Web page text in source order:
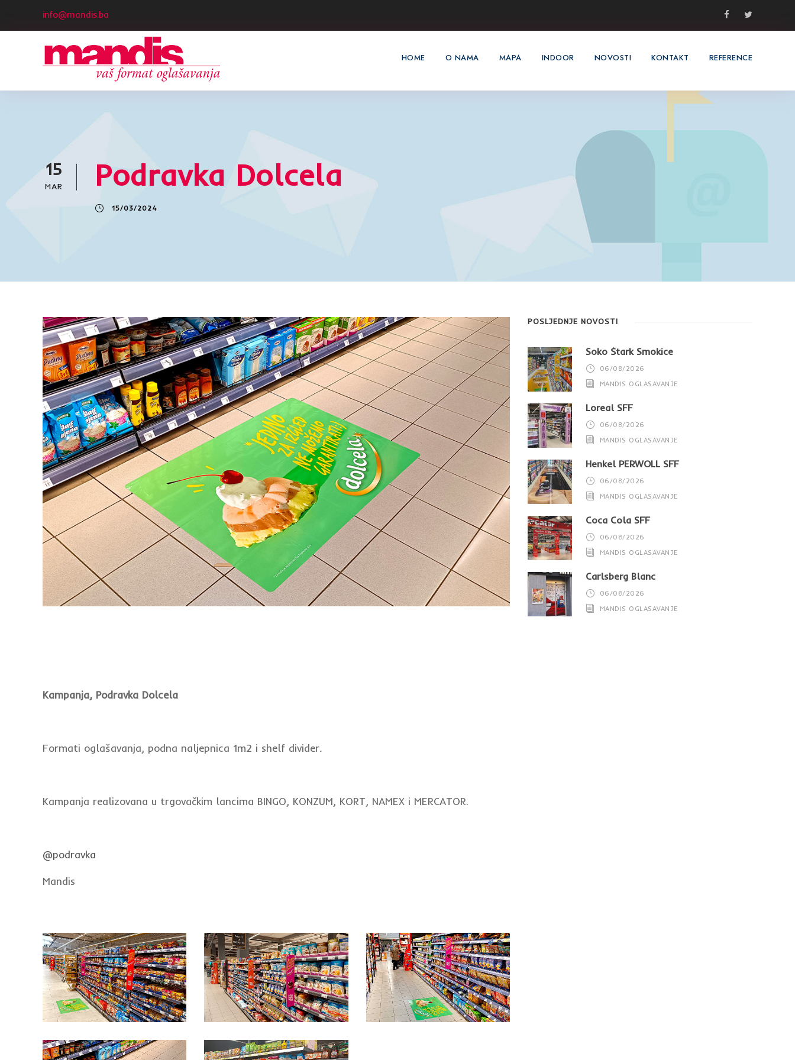
info@mandis.ba
HOME O NAMA MAPA INDOOR NOVOSTI KONTAKT REFERENCE
15
MAR Podravka Dolcela
15/03/2024
Kampanja, Podravka Dolcela
Formati oglašavanja, podna naljepnica 1m2 i shelf divider.
Kampanja realizovana u trgovačkim lancima BINGO, KONZUM, KORT, NAMEX i MERCATOR.
@podravka
Mandis
POSLJEDNJE NOVOSTI
Soko Štark Smokice
06/08/2026
MANDIS OGLASAVANJE
Loreal SFF
06/08/2026
MANDIS OGLASAVANJE
Henkel PERWOLL SFF
06/08/2026
MANDIS OGLASAVANJE
Coca Cola SFF
06/08/2026
MANDIS OGLASAVANJE
Carlsberg Blanc
06/08/2026
MANDIS OGLASAVANJE